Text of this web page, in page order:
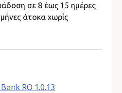
σε 8 έως 15 ημέρες
άτοκα χωρίς